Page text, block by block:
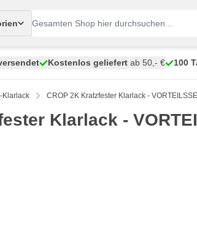
Kostenlos geliefert ab 50,- € 100
Klarlack CROP 2K Kratzfester Klarlack -
Klarlack -